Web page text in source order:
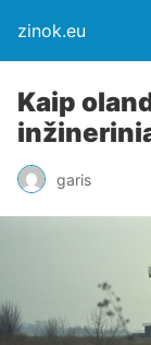
zinok.eu
Kaip
garis